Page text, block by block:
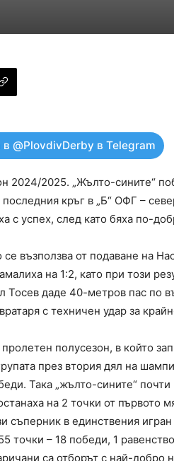
в @PlovdivDerby в Telegram
2024/2025. „Жълто-сините“
последния кръг в „Б“ ОФГ –
с успех, след като бяха по-
възползва от подаване на
на 1:2, като при този
Тосев даде 40-метров пас по
с техничен удар за
полусезон, в който
през втория дял на
Така „жълто-сините“ почти
на 2 точки от първото
съперник в единствения
точки – 18 победи, 1
са отборът с най-добро